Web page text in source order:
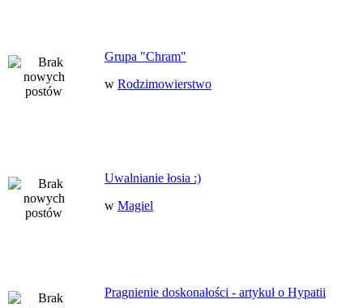
Grupa "Chram"
w Rodzimowierstwo
Uwalnianie łosia :)
w Magiel
Pragnienie doskonałości - artykuł o Hypatii